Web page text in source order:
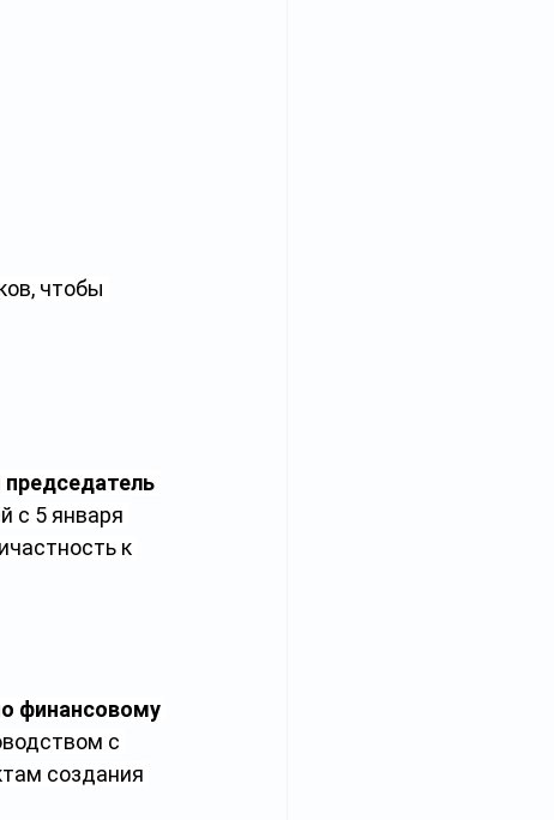
чтобы
председатель
с 5 января
к
финансовому
с
создания